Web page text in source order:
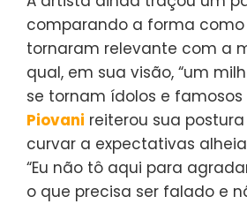
comparando a forma como
tornaram relevante com a
qual, em sua visão, “um
se tornam ídolos e famosos
Piovani reiterou sua
curvar a expectativas
“Eu não tô aqui para
o que precisa ser falado e